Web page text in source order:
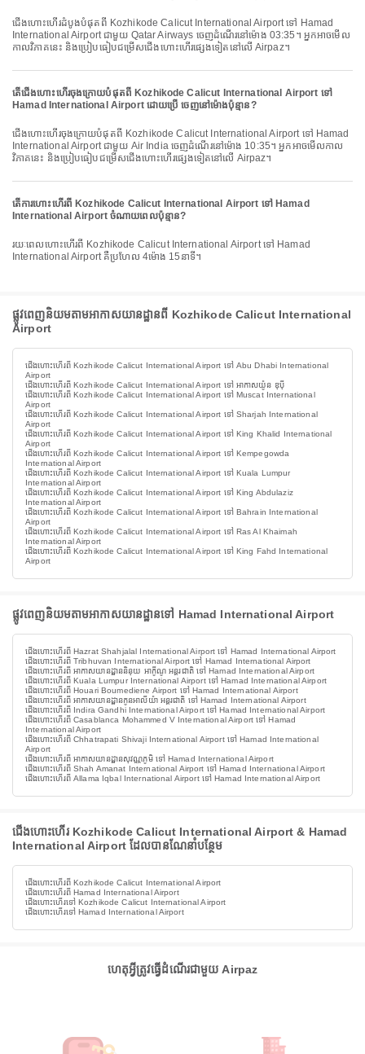
ជើងហោះហើរដំបូងបំផុតពី Kozhikode Calicut International Airport ទៅ Hamad
International Airport ជាមួយ Qatar Airways ចេញដំណើរនៅម៉ោង 03:35។ អ្នកអាចមើល
កាលវិភាគនេះ និងប្រៀបធៀបជម្រើសជើងហោះហើរផ្សេងទៀតនៅលើ Airpaz។
តើជើងហោះហើរចុងក្រោយបំផុតពី Kozhikode Calicut International Airport ទៅ
Hamad International Airport ដោយប្រើ ចេញនៅម៉ោងប៉ុន្មាន?
ជើងហោះហើរចុងក្រោយបំផុតពី Kozhikode Calicut International Airport ទៅ Hamad
International Airport ជាមួយ Air India ចេញដំណើរនៅម៉ោង 10:35។ អ្នកអាចមើលកាល
វិភាគនេះ និងប្រៀបធៀបជម្រើសជើងហោះហើរផ្សេងទៀតនៅលើ Airpaz។
តើការហោះហើរពី Kozhikode Calicut International Airport ទៅ Hamad
International Airport ចំណាយពេលប៉ុន្មាន?
រយៈពេលហោះហើរពី Kozhikode Calicut International Airport ទៅ Hamad
International Airport គឺប្រហែល 4ម៉ោង 15នាទី។
ផ្លូវពេញនិយមតាមអាកាសយានដ្ឋានពី Kozhikode Calicut International
Airport
ជើងហោះហើរពី Kozhikode Calicut International Airport ទៅ Abu Dhabi International
Airport
ជើងហោះហើរពី Kozhikode Calicut International Airport ទៅ អាកាសយ៉ូន ឌុប៉ី
ជើងហោះហើរពី Kozhikode Calicut International Airport ទៅ Muscat International
Airport
ជើងហោះហើរពី Kozhikode Calicut International Airport ទៅ Sharjah International
Airport
ជើងហោះហើរពី Kozhikode Calicut International Airport ទៅ King Khalid International
Airport
ជើងហោះហើរពី Kozhikode Calicut International Airport ទៅ Kempegowda
International Airport
ជើងហោះហើរពី Kozhikode Calicut International Airport ទៅ Kuala Lumpur
International Airport
ជើងហោះហើរពី Kozhikode Calicut International Airport ទៅ King Abdulaziz
International Airport
ជើងហោះហើរពី Kozhikode Calicut International Airport ទៅ Bahrain International
Airport
ជើងហោះហើរពី Kozhikode Calicut International Airport ទៅ Ras Al Khaimah
International Airport
ជើងហោះហើរពី Kozhikode Calicut International Airport ទៅ King Fahd International
Airport
ផ្លូវពេញនិយមតាមអាកាសយានដ្ឋានទៅ Hamad International Airport
ជើងហោះហើរពី Hazrat Shahjalal International Airport ទៅ Hamad International Airport
ជើងហោះហើរពី Tribhuvan International Airport ទៅ Hamad International Airport
ជើងហោះហើរពី អាកាសយានដ្ឋាននិនុយ អាកូីណូ អន្តរជាតិ ទៅ Hamad International Airport
ជើងហោះហើរពី Kuala Lumpur International Airport ទៅ Hamad International Airport
ជើងហោះហើរពី Houari Boumediene Airport ទៅ Hamad International Airport
ជើងហោះហើរពី អាកាសយានដ្ឋានកូនអាលីយ៉ា អន្តរជាតិ ទៅ Hamad International Airport
ជើងហោះហើរពី Indira Gandhi International Airport ទៅ Hamad International Airport
ជើងហោះហើរពី Casablanca Mohammed V International Airport ទៅ Hamad
International Airport
ជើងហោះហើរពី Chhatrapati Shivaji International Airport ទៅ Hamad International
Airport
ជើងហោះហើរពី អាកាសយានដ្ឋានសុវណ្ណភូមិ ទៅ Hamad International Airport
ជើងហោះហើរពី Shah Amanat International Airport ទៅ Hamad International Airport
ជើងហោះហើរពី Allama Iqbal International Airport ទៅ Hamad International Airport
ជើងហោះហើរ Kozhikode Calicut International Airport & Hamad
International Airport ដែលបានណែនាំបន្ថែម
ជើងហោះហើរពី Kozhikode Calicut International Airport
ជើងហោះហើរពី Hamad International Airport
ជើងហោះហើរទៅ Kozhikode Calicut International Airport
ជើងហោះហើរទៅ Hamad International Airport
ហេតុអ្វីត្រូវធ្វើដំណើរជាមួយ Airpaz